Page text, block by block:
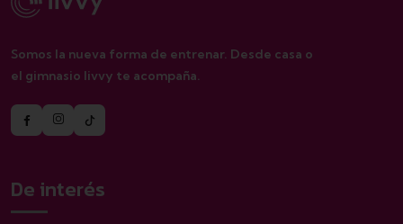
Somos la nueva forma de entrenar. Desde casa o
el gimnasio livvy te acompaña.
De interés